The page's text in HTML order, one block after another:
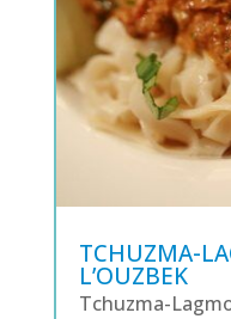
TCHUZMA-
L’OUZBEK
Tchuzma-